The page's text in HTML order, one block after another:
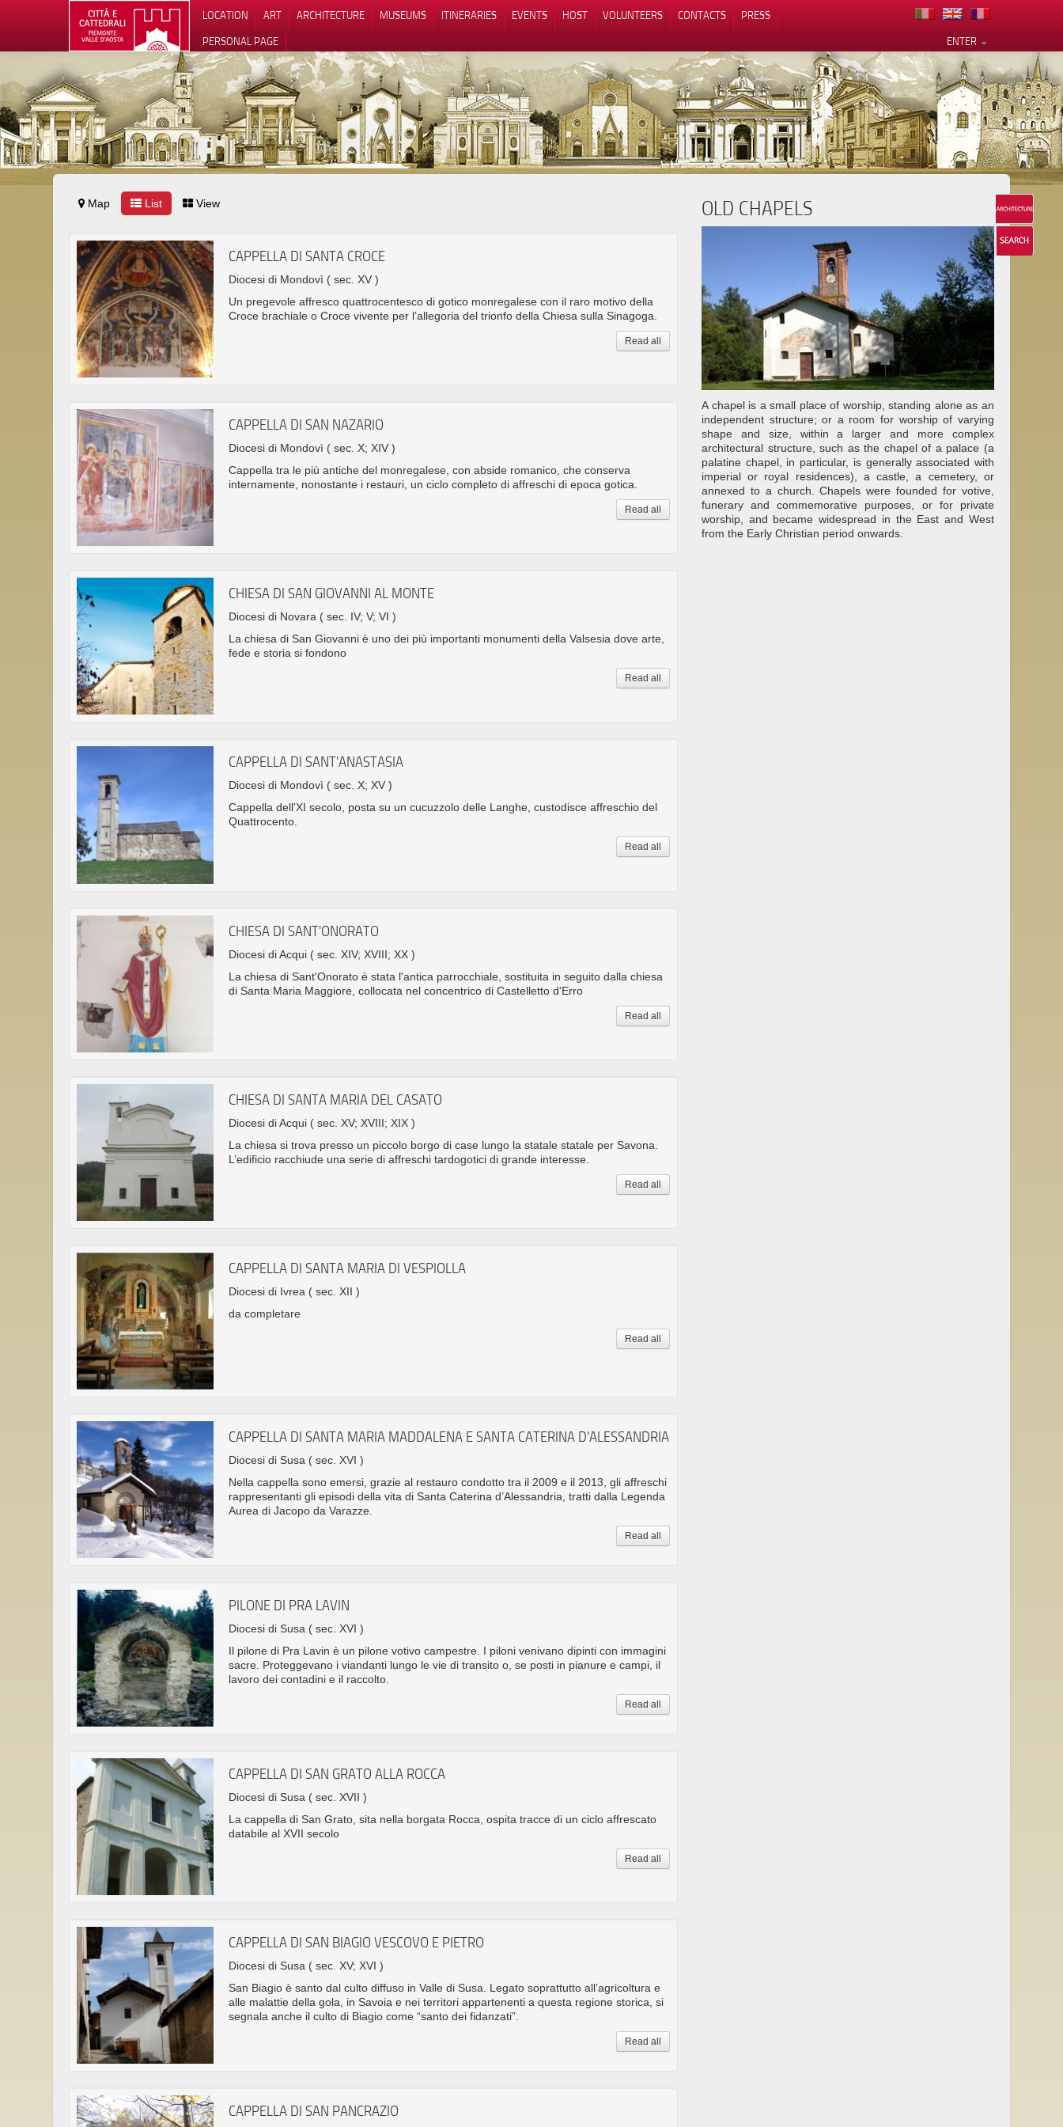
LOCATION ART ARCHITECTURE MUSEUMS ITINERARIES EVENTS HOST VOLUNTEERS CONTACTS
PRESS
ENTER
PERSONAL PAGE
Map List View
CAPPELLA DI SANTA CROCE
Diocesi di Mondovì ( sec. XV )
Un pregevole affresco quattrocentesco di gotico monregalese con il raro motivo della
Croce brachiale o Croce vivente per l’allegoria del trionfo della Chiesa sulla Sinagoga.
Read all
CAPPELLA DI SAN NAZARIO
Diocesi di Mondovì ( sec. X; XIV )
Cappella tra le più antiche del monregalese, con abside romanico, che conserva
internamente, nonostante i restauri, un ciclo completo di affreschi di epoca gotica.
Read all
CHIESA DI SAN GIOVANNI AL MONTE
Diocesi di Novara ( sec. IV; V; VI )
La chiesa di San Giovanni è uno dei più importanti monumenti della Valsesia dove arte,
fede e storia si fondono
Read all
CAPPELLA DI SANT'ANASTASIA
Diocesi di Mondovì ( sec. X; XV )
Cappella dell'XI secolo, posta su un cucuzzolo delle Langhe, custodisce affreschio del
Quattrocento.
Read all
CHIESA DI SANT'ONORATO
Diocesi di Acqui ( sec. XIV; XVIII; XX )
La chiesa di Sant'Onorato è stata l'antica parrocchiale, sostituita in seguito dalla chiesa
di Santa Maria Maggiore, collocata nel concentrico di Castelletto d'Erro
Read all
CHIESA DI SANTA MARIA DEL CASATO
Diocesi di Acqui ( sec. XV; XVIII; XIX )
La chiesa si trova presso un piccolo borgo di case lungo la statale statale per Savona.
L’edificio racchiude una serie di affreschi tardogotici di grande interesse.
Read all
CAPPELLA DI SANTA MARIA DI VESPIOLLA
Diocesi di Ivrea ( sec. XII )
da completare
Read all
CAPPELLA DI SANTA MARIA MADDALENA E SANTA CATERINA D'ALESSANDRIA
Diocesi di Susa ( sec. XVI )
Nella cappella sono emersi, grazie al restauro condotto tra il 2009 e il 2013, gli affreschi
rappresentanti gli episodi della vita di Santa Caterina d’Alessandria, tratti dalla Legenda
Aurea di Jacopo da Varazze.
Read all
PILONE DI PRA LAVIN
Diocesi di Susa ( sec. XVI )
Il pilone di Pra Lavin è un pilone votivo campestre. I piloni venivano dipinti con immagini
sacre. Proteggevano i viandanti lungo le vie di transito o, se posti in pianure e campi, il
lavoro dei contadini e il raccolto.
Read all
CAPPELLA DI SAN GRATO ALLA ROCCA
Diocesi di Susa ( sec. XVII )
La cappella di San Grato, sita nella borgata Rocca, ospita tracce di un ciclo affrescato
databile al XVII secolo
Read all
CAPPELLA DI SAN BIAGIO VESCOVO E PIETRO
Diocesi di Susa ( sec. XV; XVI )
San Biagio è santo dal culto diffuso in Valle di Susa. Legato soprattutto all’agricoltura e
alle malattie della gola, in Savoia e nei territori appartenenti a questa regione storica, si
segnala anche il culto di Biagio come “santo dei fidanzati”.
Read all
CAPPELLA DI SAN PANCRAZIO
OLD CHAPELS
A chapel is a small place of worship, standing alone as an
independent structure; or a room for worship of varying
shape and size, within a larger and more complex
architectural structure, such as the chapel of a palace (a
palatine chapel, in particular, is generally associated with
imperial or royal residences), a castle, a cemetery, or
annexed to a church. Chapels were founded for votive,
funerary and commemorative purposes, or for private
worship, and became widespread in the East and West
from the Early Christian period onwards.